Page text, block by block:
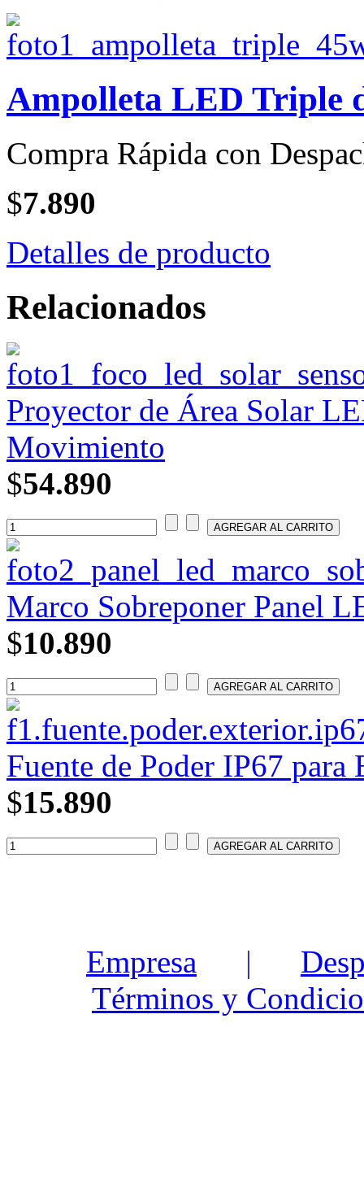
Ampolleta LED Triple
Compra Rápida con
$7.890
Detalles de producto
Relacionados
Proyector de Área Solar
Movimiento
$54.890
Marco Sobreponer Panel
$10.890
Fuente de Poder IP67
$15.890
Empresa |
Términos y